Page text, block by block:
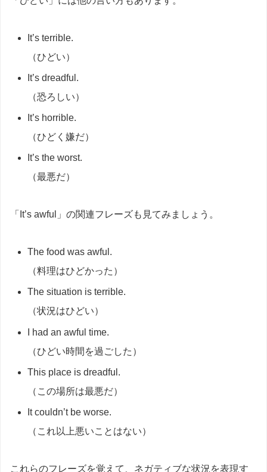
It’s terrible.
（ひどい）
It’s dreadful.
（恐ろしい）
It’s horrible.
（ひどく嫌だ）
It’s the worst.
（最悪だ）
「It’s awful」の関連フレーズも見てみましょう。
The food was awful.
（料理はひどかった）
The situation is terrible.
（状況はひどい）
I had an awful time.
（ひどい時間を過ごした）
This place is dreadful.
（この場所は最悪だ）
It couldn’t be worse.
（これ以上悪いことはない）
これらのフレーズを覚えて、ネガティブな状況を表現す